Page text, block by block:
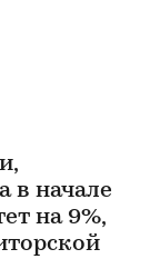
в начале
на 9%,